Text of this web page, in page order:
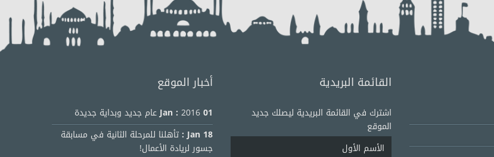
القائمة البريدية
اشترك في القائمة البريدية ليصلك جديد
الموقع
أخبار الموقع
01 Jan :2016 عام جديد وبداية جديدة
18 Jan :
تأهلنا للمرحلة الثانية في مسابقة
جسور لريادة الأعمال!